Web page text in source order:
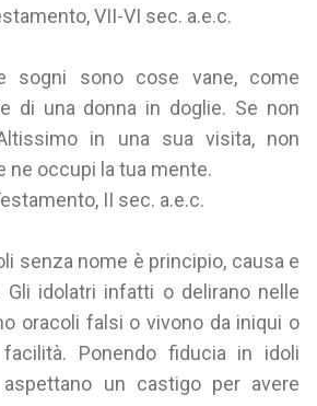
VII-VI sec. a.e.c.
sogni sono cose vane, come
di una donna in doglie. Se non
in una sua visita, non
ne occupi la tua mente.
II sec. a.e.c.
senza nome è principio, causa e
idolatri infatti o delirano nelle
oracoli falsi o vivono da iniqui o
Ponendo fiducia in idoli
un castigo per avere